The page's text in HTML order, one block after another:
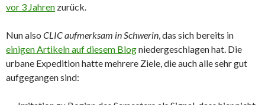
vor 3 Jahren zurück.
Nun also CLIC aufmerksam in Schwerin, das sich bereits in
einigen Artikeln auf diesem Blogniedergeschlagen hat. Die
urbane Expedition hatte mehrere Ziele, die auch alle sehr gut
aufgegangen sind: